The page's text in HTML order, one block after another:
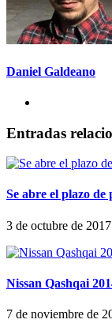
Daniel Galdeano
Entradas
Se abre el plazo
3 de octubre de 2017
Nissan Qashqai
7 de noviembre de